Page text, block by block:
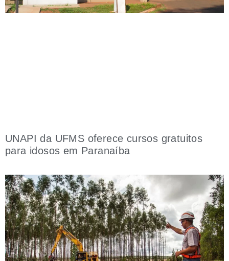
UNAPI da UFMS oferece cursos gratuitos
para idosos em Paranaíba